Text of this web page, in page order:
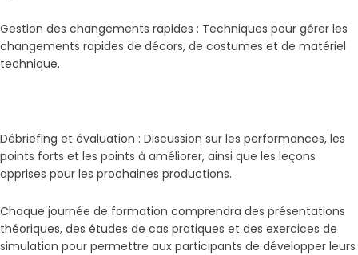
Gestion des changements rapides : Techniques pour gérer les
changements rapides de décors, de costumes et de matériel
technique.
Débriefing et évaluation : Discussion sur les performances, les
points forts et les points à améliorer, ainsi que les leçons
apprises pour les prochaines productions.
Chaque journée de formation comprendra des présentations
théoriques, des études de cas pratiques et des exercices de
simulation pour permettre aux participants de développer leurs